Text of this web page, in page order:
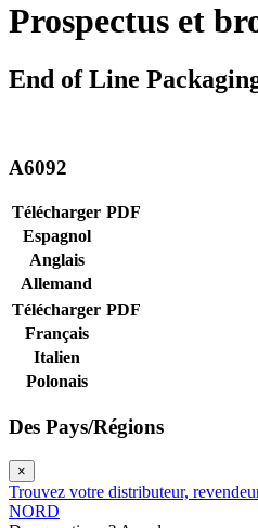
Prospectus et
End of Line
A6092
Télécharger PDF
Espagnol
Anglais
Allemand
Télécharger PDF
Français
Italien
Polonais
Des Pays/Régions
×
Trouvez votre distributeur,
NORD